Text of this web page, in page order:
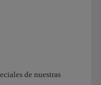
de nuestras